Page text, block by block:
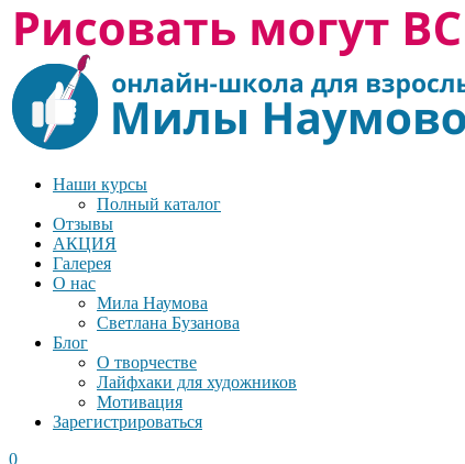
Наши курсы
Полный каталог
Отзывы
АКЦИЯ
Галерея
О нас
Мила Наумова
Светлана Бузанова
Блог
О творчестве
Лайфхаки для художников
Мотивация
Зарегистрироваться
0